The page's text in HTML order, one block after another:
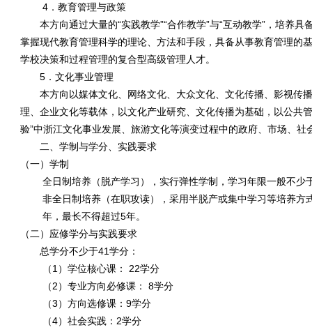
4．教育管理与政策
本方向通过大量的“实践教学”“合作教学”与“互动教学” ，培养具
掌握现代教育管理科学的理论、方法和手段，具备从事教育管理的
学校决策和过程管理的复合型高级管理人才。
5．文化事业管理
本方向以媒体文化、网络文化、大众文化、文化传播、影视传
理、企业文化等载体，以文化产业研究、文化传播为基础，以公共
验”中浙江文化事业发展、旅游文化等演变过程中的政府、市场、社
二、学制与学分、实践要求
（一）学制
全日制培养（脱产学习），实行弹性学制，学习年限一般不少
非全日制培养（在职攻读），采用半脱产或集中学习等培养方
年，最长不得超过5年。
（二）应修学分与实践要求
总学分不少于41学分：
（1 ）学位核心课： 22学分
（2）专业方向必修课： 8学分
（3）方向选修课：9学分
（4）社会实践： 2学分